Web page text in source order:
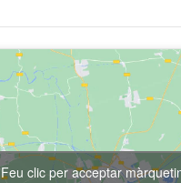
Feu clic per acceptar